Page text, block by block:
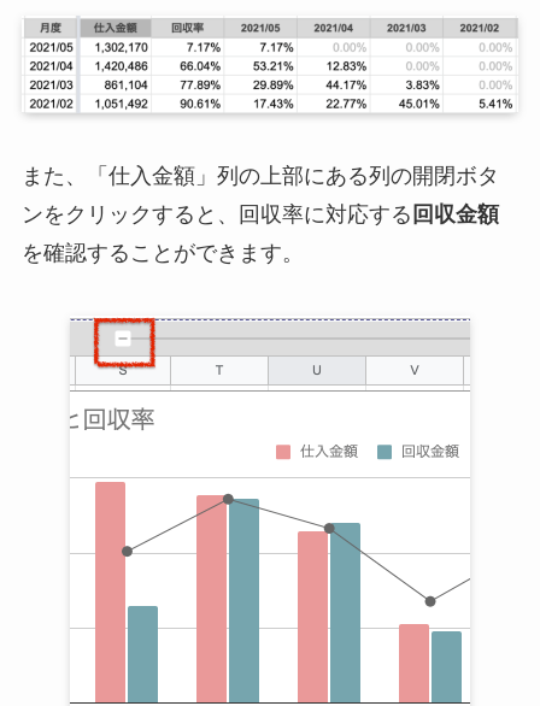
また、「仕入金額」列の上部にある列の開閉ボタ
ンをクリックすると、回収率に対応する 回収金額
を確認することができます。